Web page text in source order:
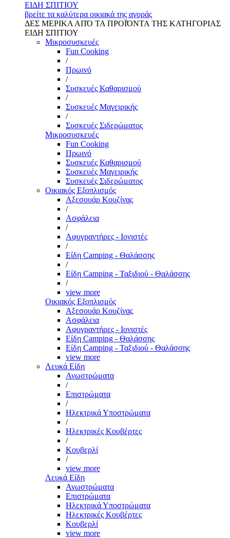
ΕΙΔΗ ΣΠΙΤΙΟΥ
βρείτε τα καλύτερα οικιακά της αγοράς
ΔΕΣ ΜΕΡΙΚΑ ΑΠΌ ΤΑ ΠΡΟΪΌΝΤΑ ΤΗΣ ΚΑΤΗΓΟΡΙΑΣ
ΕΙΔΗ ΣΠΙΤΙΟΥ
Μικροσυσκευές
Fun Cooking
/
Πρωινό
/
Συσκευές Καθαρισμού
/
Συσκευές Μαγειρικής
/
Συσκευές Σιδερώματος
Μικροσυσκευές
Fun Cooking
Πρωινό
Συσκευές Καθαρισμού
Συσκευές Μαγειρικής
Συσκευές Σιδερώματος
Οικιακός Εξοπλισμός
Αξεσουάρ Κουζίνας
/
Ασφάλεια
/
Αφυγραντήρες - Ιονιστές
/
Είδη Camping - Θαλάσσης
/
Είδη Camping - Ταξιδιού - Θαλάσσης
/
view more
Οικιακός Εξοπλισμός
Αξεσουάρ Κουζίνας
Ασφάλεια
Αφυγραντήρες - Ιονιστές
Είδη Camping - Θαλάσσης
Είδη Camping - Ταξιδιού - Θαλάσσης
view more
Λευκά Είδη
Ανωστρώματα
/
Επιστρώματα
/
Ηλεκτρικά Υποστρώματα
/
Ηλεκτρικές Κουβέρτες
/
Κουβερλί
/
view more
Λευκά Είδη
Ανωστρώματα
Επιστρώματα
Ηλεκτρικά Υποστρώματα
Ηλεκτρικές Κουβέρτες
Κουβερλί
view more